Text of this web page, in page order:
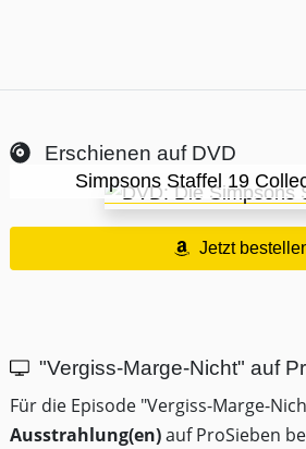
Erschienen auf DVD
Simpsons Staffel 19
Jetzt
"Vergiss-Marge-Nicht" auf
Für die Episode "Vergiss-Marge-
Ausstrahlung(en)auf ProSieben